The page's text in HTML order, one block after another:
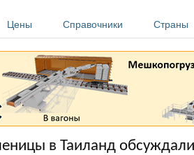
Цены Справочники Страны
в Таиланд